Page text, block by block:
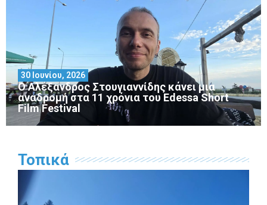
Ο Αλέξανδρος Στουγιαννίδης κάνει μια
αναδρομή στα 11 χρόνια του Edessa Short
Film Festival
30 Ιουνίου, 2026
Τοπικά